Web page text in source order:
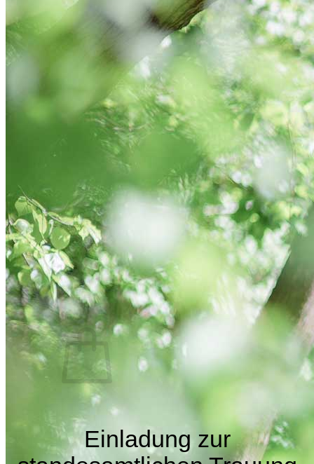
Dankeskarten Hochzeit
Dankeskarten Hochzeit
Dankeskarten Kraftpapier
Dankeskarten selbst gestalten
Dankeskarten Hochzeit Text
Menükarten Hochzeit
Anhänger Gastgeschenk Hochzeit
Namensschilder Gäste
Leinwand Hochzeit
Gästebilder – Hochzeit
Briefumschläge
Stempel – Hochzeit
Inspirationen zur Hochzeit
Hochzeitseinladungen Text
Dankeskarten Hochzeit Text
Suchen
nach:
Es befinden sich keine Produkte im Warenkorb.
Zurück zum Shop
Einladung zur